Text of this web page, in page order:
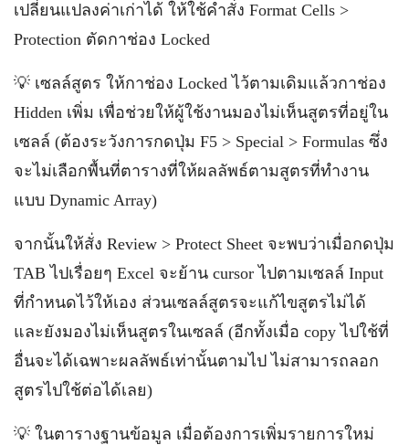
เปลี่ยนแปลงค่าเก่าได้ ให้ใช้คำสั่ง Format Cells >
Protection ตัดกาช่อง Locked
💡 เซลล์สูตร ให้กาช่อง Locked ไว้ตามเดิมแล้วกาช่อง
Hidden เพิ่ม เพื่อช่วยให้ผู้ใช้งานมองไม่เห็นสูตรที่อยู่ใน
เซลล์ (ต้องระวังการกดปุ่ม F5 > Special > Formulas ซึ่ง
จะไม่เลือกพื้นที่ตารางที่ให้ผลลัพธ์ตามสูตรที่ทำงาน
แบบ Dynamic Array)
จากนั้นให้สั่ง Review > Protect Sheet จะพบว่าเมื่อกดปุ่ม
TAB ไปเรื่อยๆ Excel จะย้าน cursor ไปตามเซลล์ Input
ที่กำหนดไว้ให้เอง ส่วนเซลล์สูตรจะแก้ไขสูตรไม่ได้
และยังมองไม่เห็นสูตรในเซลล์ (อีกทั้งเมื่อ copy ไปใช้ที่
อื่นจะได้เฉพาะผลลัพธ์เท่านั้นตามไป ไม่สามารถลอก
สูตรไปใช้ต่อได้เลย)
💡 ในตารางฐานข้อมูล เมื่อต้องการเพิ่มรายการใหม่